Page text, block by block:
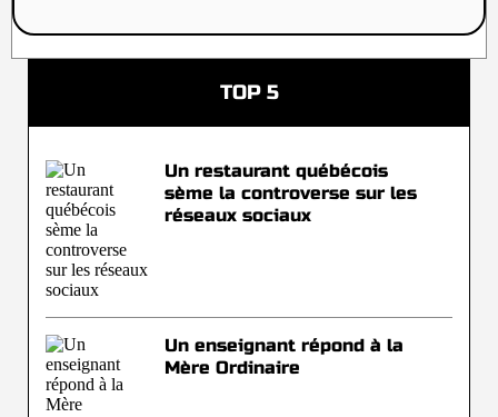
TOP 5
Un restaurant québécois
sème la controverse sur les
réseaux sociaux
Un enseignant répond à la
Mère Ordinaire